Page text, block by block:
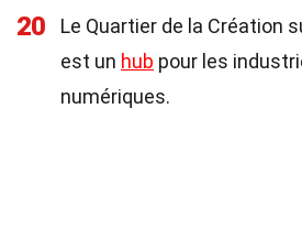
20
Le Quartier de la Création
est un hub pour les
numériques.